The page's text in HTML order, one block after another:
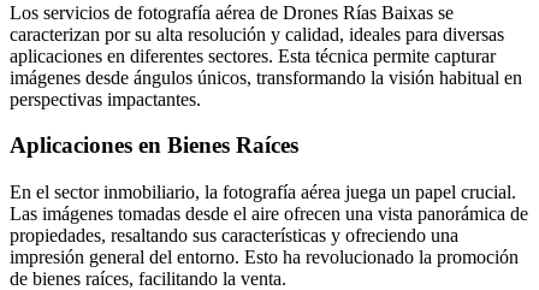
Los servicios de fotografía aérea de Drones Rías Baixas se
caracterizan por su alta resolución y calidad, ideales para diversas
aplicaciones en diferentes sectores. Esta técnica permite capturar
imágenes desde ángulos únicos, transformando la visión habitual en
perspectivas impactantes.
Aplicaciones en Bienes Raíces
En el sector inmobiliario, la fotografía aérea juega un papel crucial.
Las imágenes tomadas desde el aire ofrecen una vista panorámica de
propiedades, resaltando sus características y ofreciendo una
impresión general del entorno. Esto ha revolucionado la promoción
de bienes raíces, facilitando la venta.